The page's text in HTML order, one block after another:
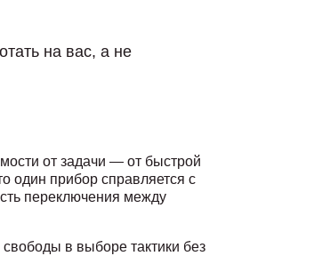
на вас, а не
от задачи — от быстрой
один прибор справляется с
переключения между
в выборе тактики без